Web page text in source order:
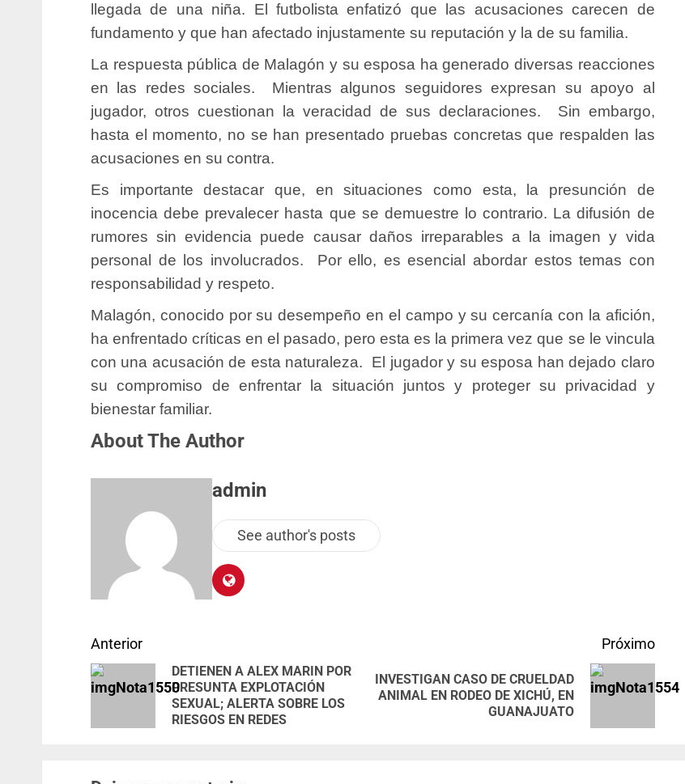
llegada de una niña. El futbolista enfatizó que las acusaciones carecen de
fundamento y que han afectado injustamente su reputación y la de su familia.
La respuesta pública de Malagón y su esposa ha generado diversas reacciones
en las redes sociales. Mientras algunos seguidores expresan su apoyo al
jugador, otros cuestionan la veracidad de sus declaraciones. Sin embargo,
hasta el momento, no se han presentado pruebas concretas que respalden las
acusaciones en su contra.
Es importante destacar que, en situaciones como esta, la presunción de
inocencia debe prevalecer hasta que se demuestre lo contrario. La difusión de
rumores sin evidencia puede causar daños irreparables a la imagen y vida
personal de los involucrados.
Por ello, es esencial abordar estos temas con
responsabilidad y respeto.
Malagón, conocido por su desempeño en el campo y su cercanía con la afición,
ha enfrentado críticas en el pasado, pero esta es la primera vez que se le vincula
con una acusación de esta naturaleza.
El jugador y su esposa han dejado claro
su compromiso de enfrentar la situación juntos y proteger su privacidad y
bienestar familiar.
About The Author
admin
See author's posts
Anterior
DETIENEN A ALEX MARIN POR
PRESUNTA EXPLOTACIÓN
SEXUAL; ALERTA SOBRE LOS
RIESGOS EN REDES
Próximo
INVESTIGAN CASO DE CRUELDAD
ANIMAL EN RODEO DE XICHÚ, EN
GUANAJUATO